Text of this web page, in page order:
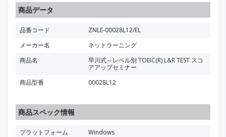
商品データ
品番コード
ZNLE-00028L12/EL
メーカー名
ネットラーニング
商品名
早川式～レベル別 TOEIC(R) L&R TEST スコ
アアップセミナー
商品型番
00028L12
商品スペック情報
プラットフォーム
Windows